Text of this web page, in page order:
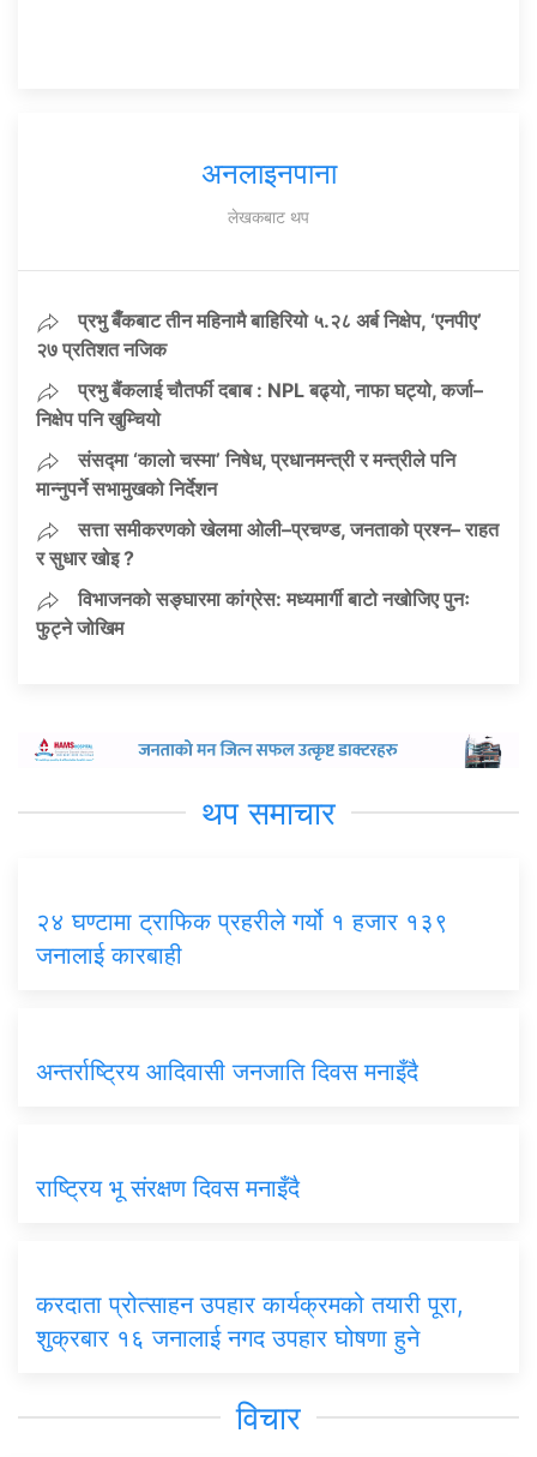
अनलाइनपाना
लेखकबाट थप
प्रभु बैँकबाट तीन महिनामै बाहिरियो ५.२८ अर्ब निक्षेप, ‘एनपीए’
२७ प्रतिशत नजिक
प्रभु बैंकलाई चौतर्फी दबाब : NPL बढ्यो, नाफा घट्यो, कर्जा–
निक्षेप पनि खुम्चियो
संसद्मा ‘कालो चस्मा’ निषेध, प्रधानमन्त्री र मन्त्रीले पनि
मान्नुपर्ने सभामुखको निर्देशन
सत्ता समीकरणको खेलमा ओली–प्रचण्ड, जनताको प्रश्न– राहत
र सुधार खोइ ?
विभाजनको सङ्घारमा कांग्रेस: मध्यमार्गी बाटो नखोजिए पुनः
फुट्ने जोखिम
थप समाचार
२४ घण्टामा ट्राफिक प्रहरीले गर्यो १ हजार १३९
जनालाई कारबाही
अन्तर्राष्ट्रिय आदिवासी जनजाति दिवस मनाइँदै
राष्ट्रिय भू संरक्षण दिवस मनाइँदै
करदाता प्रोत्साहन उपहार कार्यक्रमको तयारी पूरा,
शुक्रबार १६ जनालाई नगद उपहार घोषणा हुने
विचार